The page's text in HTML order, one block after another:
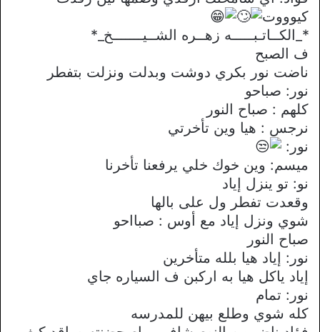
كيوووت
*_الكــاتـبـــــه زهــره الشــيـــــــخ_*
ف الصبح
ناضت نور بكري دوشت وبدلت ونزلت بتفطر
نور: صباحو
كلهم : صباح النور
نرجس : هيا وين تأخرتي
نور:
ميسم: وين خوك خلي يرفعنا تأخرنا
نو: تو ينزل إياد
وقعدت تفطر ول على بالها
شوي ونزل إياد مع أوس : صبااحو
صباح النور
نور: إياد هيا بلله متأخرين
إياد ياكل هيا به اركبن ف السياره جاي
نور: تمام
كله شوي وطلع بيهن للمدرسه